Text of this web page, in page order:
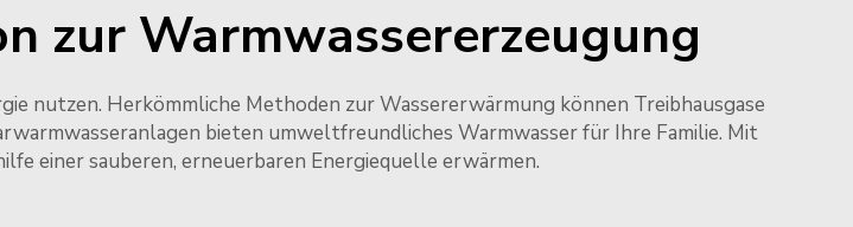
zur Warmwassererzeugung
nutzen. Herkömmliche Methoden zur Wassererwärmung können Treibhausgase
bieten umweltfreundliches Warmwasser für Ihre Familie. Mit
einer sauberen, erneuerbaren Energiequelle erwärmen.